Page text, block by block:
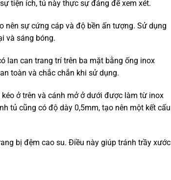
tiện ích, tủ này thực sự đáng để xem xét.
nên sự cứng cáp và độ bền ấn tượng. Sử dụng
và sáng bóng.
lan can trang trí trên ba mặt bằng ống inox
toàn và chắc chắn khi sử dụng.
ở trên và cánh mở ở dưới được làm từ inox
tủ cũng có độ dày 0,5mm, tạo nên một kết cấu
bị đệm cao su. Điều này giúp tránh trầy xước